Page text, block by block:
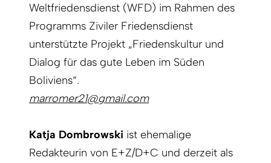
Weltfriedensdienst (WFD) im Rahmen des
Programms Ziviler Friedensdienst
unterstützte Projekt „Friedenskultur und
Dialog für das gute Leben im Süden
Boliviens“.
marromer21@gmail.com
Katja Dombrowski ist ehemalige
Redakteurin von E+Z/D+C und derzeit als